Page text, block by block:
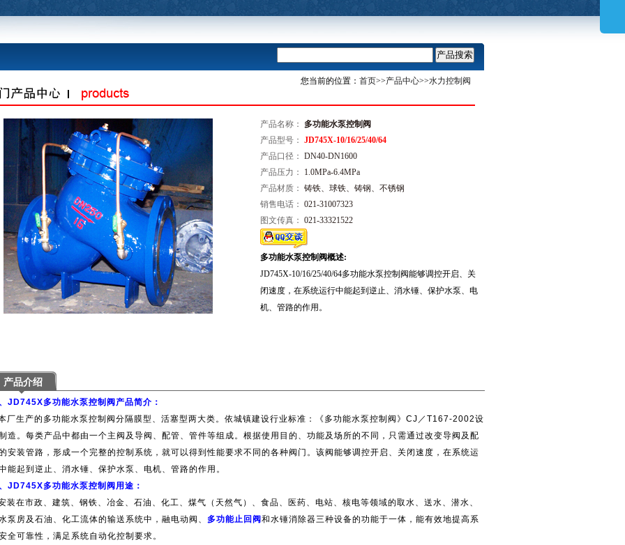
您当前的位置：首页>>产品中心>>水力控制阀
产品名称： 多功能水泵控制阀
产品型号： JD745X-10/16/25/40/64
产品口径： DN40-DN1600
产品压力：
1.0MPa-6.4MPa
产品材质： 铸铁、球铁、铸钢、不锈钢
销售电话： 021-31007323
图文传真： 021-33321522
多功能水泵控制阀概述:
JD745X-10/16/25/40/64多功能水泵控制阀能够调控开启、关
闭速度，在系统运行中能起到逆止、消水锤、保护水泵、电
机、管路的作用。
产品介绍
JD745X多功能水泵控制阀产品简介：
厂生产的多功能水泵控制阀分隔膜型、活塞型两大类。依城镇建设行业标准：《多功能水泵控制阀》CJ／T167-2002设
造。每类产品中都由一个主阀及导阀、配管、管件等组成。根据使用目的、功能及场所的不同，只需通过改变导阀及配
安装管路，形成一个完整的控制系统，就可以得到性能要求不同的各种阀门。该阀能够调控开启、关闭速度，在系统运
能起到逆止、消水锤、保护水泵、电机、管路的作用。
JD745X多功能水泵控制阀用途：
装在市政、建筑、钢铁、冶金、石油、化工、煤气（天然气）、食品、医药、电站、核电等领域的取水、送水、潜水、
泵房及石油、化工流体的输送系统中，融电动阀、 多功能止回阀 和水锤消除器三种设备的功能于一体，能有效地提高系
全可靠性，满足系统自动化控制要求。